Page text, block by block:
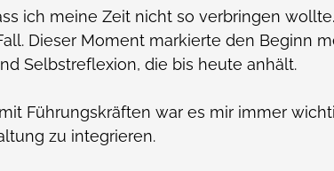
ich meine Zeit nicht so verbringen
Dieser Moment markierte den Beginn
Selbstreflexion, die bis heute anhält.
Führungskräften war es mir immer
zu integrieren.